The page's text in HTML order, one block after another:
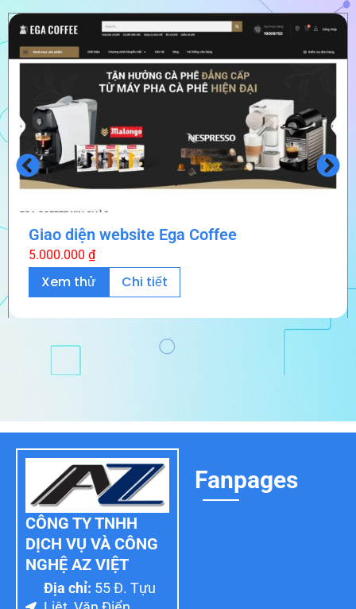
Giao diện website Ega Coffee
5.000.000 ₫
Xem thử Chi tiết
CÔNG TY TNHH
DỊCH VỤ VÀ CÔNG
NGHỆ AZ VIỆT
Địa chỉ: 55 Đ. Tựu
Fanpages